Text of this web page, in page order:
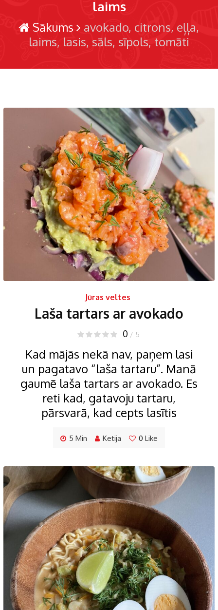
laims
Sākums avokado citrons eļļa
laims lasis sāls sīpols tomāti
Jūras veltes
Laša tartars ar avokado
0 / 5
Kad mājās nekā nav, paņem lasi
un pagatavo “laša tartaru”. Manā
gaumē laša tartars ar avokado. Es
reti kad, gatavoju tartaru,
pārsvarā, kad cepts lasītis
5 Min Ketija 0 Like